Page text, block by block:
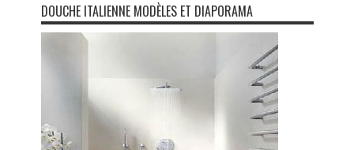
DOUCHE ITALIENNE MODÈLES ET DIAPORAMA